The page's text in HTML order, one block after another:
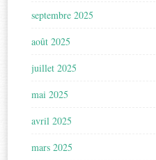
septembre 2025
août 2025
juillet 2025
mai 2025
avril 2025
mars 2025